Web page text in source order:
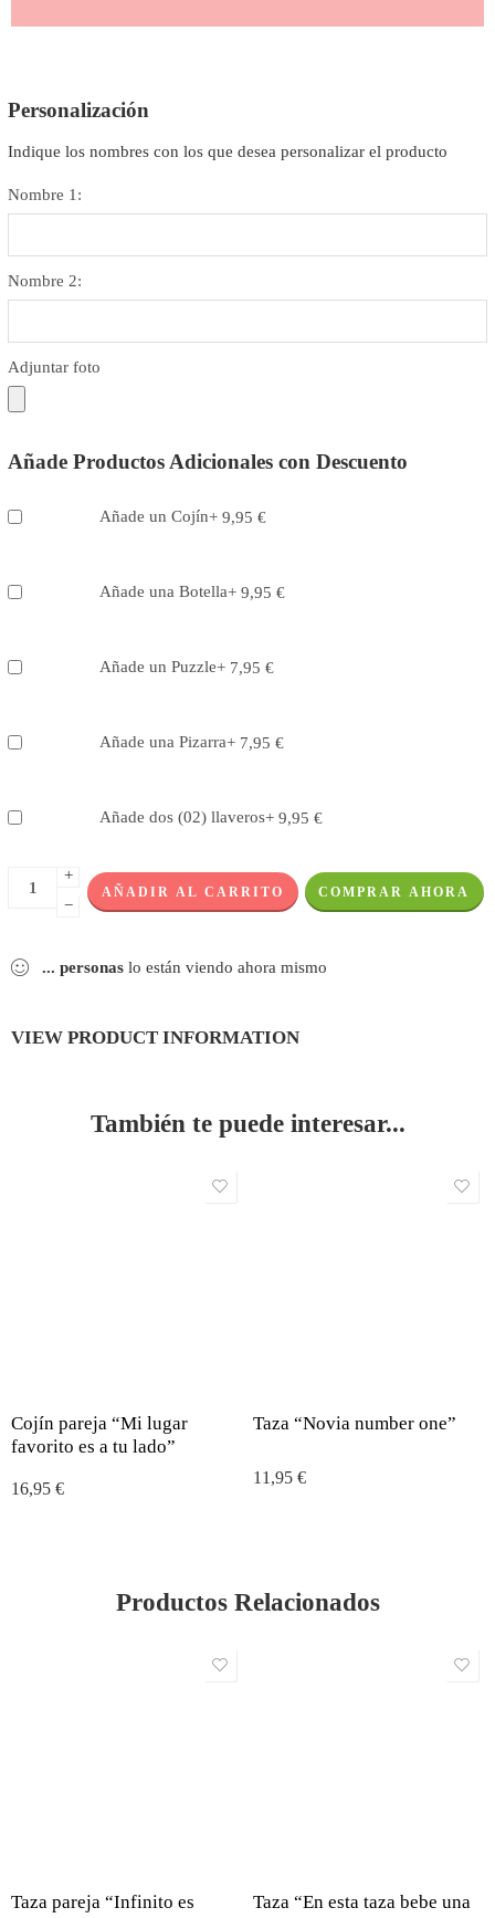
Personalización
Indique los nombres con los que desea personalizar el producto
Nombre 1:
Nombre 2:
Adjuntar foto
Añade Productos Adicionales con Descuento
Añade un Cojín+ 9,95 €
Añade una Botella+ 9,95 €
Añade un Puzzle+ 7,95 €
Añade una Pizarra+ 7,95 €
Añade dos (02) llaveros+ 9,95 €
+
−
AÑADIR AL CARRITO COMPRAR AHORA
... personas lo están viendo ahora mismo
VIEW PRODUCT INFORMATION
También te puede interesar...
Cojín pareja “Mi lugar
favorito es a tu lado”
16,95 €
Taza “Novia number one”
11,95 €
Productos Relacionados
Taza pareja “Infinito es
Taza “En esta taza bebe una